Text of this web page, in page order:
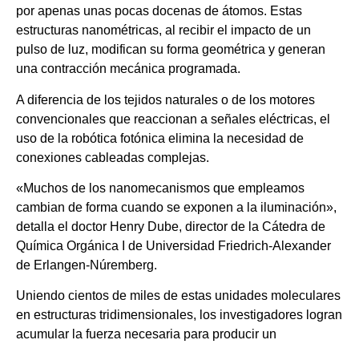
por apenas unas pocas docenas de átomos. Estas
estructuras nanométricas, al recibir el impacto de un
pulso de luz, modifican su forma geométrica y generan
una contracción mecánica programada.
A diferencia de los tejidos naturales o de los motores
convencionales que reaccionan a señales eléctricas, el
uso de la robótica fotónica elimina la necesidad de
conexiones cableadas complejas.
«Muchos de los nanomecanismos que empleamos
cambian de forma cuando se exponen a la iluminación»,
detalla el doctor Henry Dube, director de la Cátedra de
Química Orgánica I de Universidad Friedrich-Alexander
de Erlangen-Núremberg.
Uniendo cientos de miles de estas unidades moleculares
en estructuras tridimensionales, los investigadores logran
acumular la fuerza necesaria para producir un